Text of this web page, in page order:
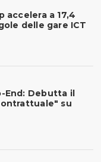
accelera a 17,4
delle gare ICT
End: Debutta il
su